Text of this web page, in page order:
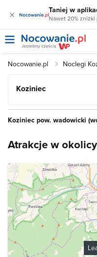
× Taniej w
Nawet 20%
Nocowanie.pl Noclegi
Koziniec
Koziniec pow. wadowicki
Atrakcje w